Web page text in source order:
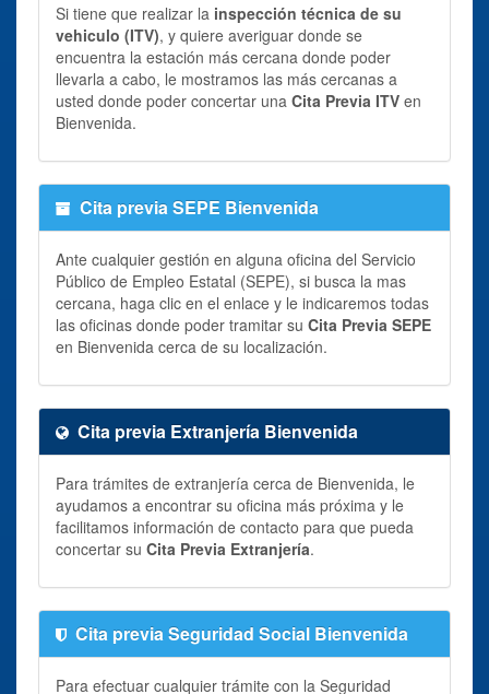
Si tiene que realizar la inspección técnica de su
vehiculo (ITV), y quiere averiguar donde se
encuentra la estación más cercana donde poder
llevarla a cabo, le mostramos las más cercanas a
usted donde poder concertar una Cita Previa ITV en
Bienvenida.
Cita previa SEPE Bienvenida
Ante cualquier gestión en alguna oficina del Servicio
Público de Empleo Estatal (SEPE), si busca la mas
cercana, haga clic en el enlace y le indicaremos todas
las oficinas donde poder tramitar su Cita Previa SEPE
en Bienvenida cerca de su localización.
Cita previa Extranjería Bienvenida
Para trámites de extranjería cerca de Bienvenida, le
ayudamos a encontrar su oficina más próxima y le
facilitamos información de contacto para que pueda
concertar su Cita Previa Extranjería.
Cita previa Seguridad Social Bienvenida
Para efectuar cualquier trámite con la Seguridad